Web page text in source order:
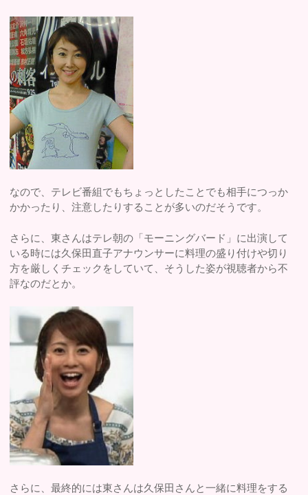
なので、テレビ番組でもちょっとしたことでも相手につっか
かかったり、注意したりすることが多いのだそうです。
さらに、東さんはテレ朝の「モーニングバード」に出演して
いる時には久保田直子アナウンサーに料理の盛り付けや切り
方を厳しくチェックをしていて、そうした姿が視聴者から不
評なのだとか。
さらに、最終的には東さんは久保田さんと一緒に料理をする